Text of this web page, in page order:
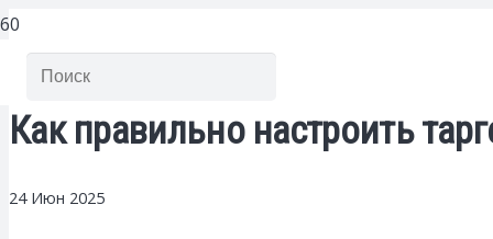
Как правильно настроить
24 Июн 2025